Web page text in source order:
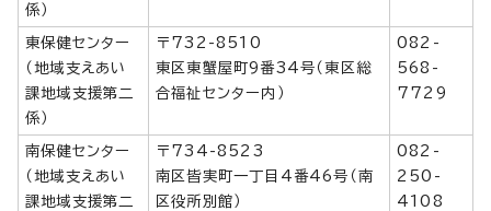
係）
東保健センター
（地域支えあい
課地域支援第二
係）
〒732-8510
東区東蟹屋町9番34号（東区総
合福祉センター内）
082-
568-
7729
南保健センター
（地域支えあい
課地域支援第二
〒734-8523
南区皆実町一丁目4番46号（南
区役所別館）
082-
250-
4108